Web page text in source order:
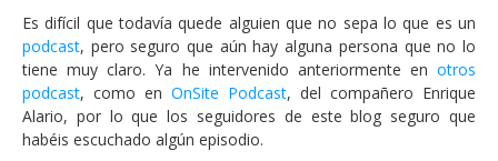
Es difícil que todavía quede alguien que no sepa lo que es un
podcast, pero seguro que aún hay alguna persona que no lo
tiene muy claro. Ya he intervenido anteriormente en otros
podcast, como en OnSite Podcast, del compañero Enrique
Alario, por lo que los seguidores de este blog seguro que
habéis escuchado algún episodio.